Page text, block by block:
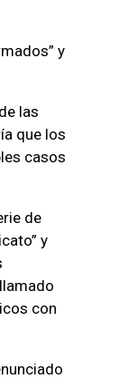
y
las
que los
casos
de
y
con